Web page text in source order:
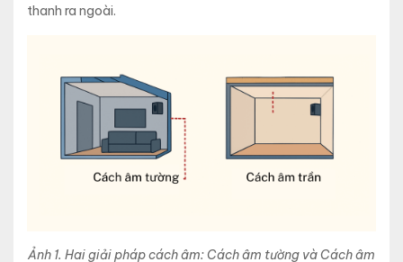
thanh ra ngoài.
Ảnh 1. Hai giải pháp cách âm: Cách âm tường và Cách âm